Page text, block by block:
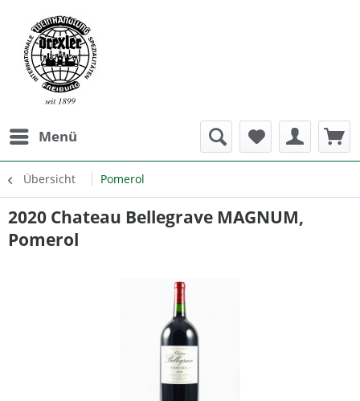
Menü
Übersicht Pomerol
2020 Chateau Bellegrave MAGNUM,
Pomerol